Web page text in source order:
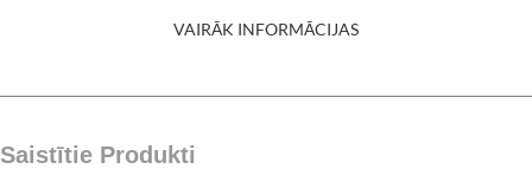
VAIRĀK INFORMĀCIJAS
Saistītie Produkti